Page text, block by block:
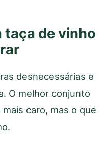
taça de vinho
desnecessárias e
O melhor conjunto
caro, mas o que